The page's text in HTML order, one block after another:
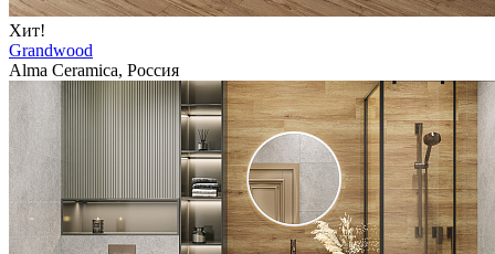
Хит!
Grandwood
Alma Ceramica, Россия